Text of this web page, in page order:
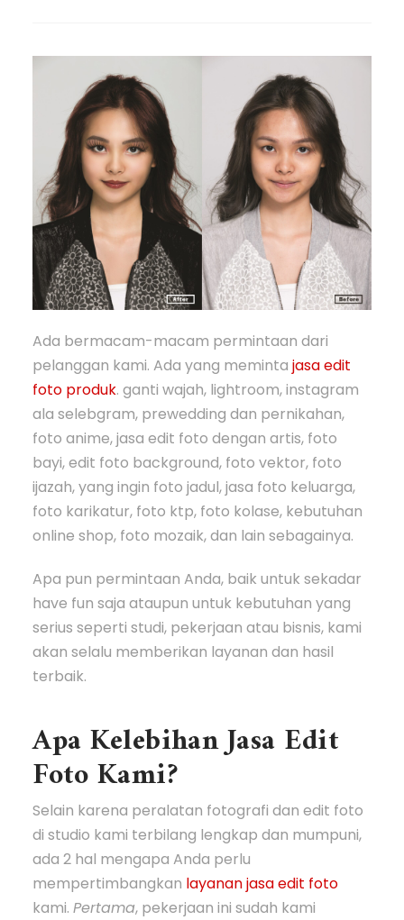
Ada bermacam-macam permintaan dari
pelanggan kami. Ada yang memintajasa edit
foto produk. ganti wajah, lightroom, instagram
ala selebgram, prewedding dan pernikahan,
foto anime, jasa edit foto dengan artis, foto
bayi, edit foto background, foto vektor, foto
ijazah, yang ingin foto jadul, jasa foto keluarga,
foto karikatur, foto ktp, foto kolase, kebutuhan
online shop, foto mozaik, dan lain sebagainya.
Apa pun permintaan Anda, baik untuk sekadar
have fun saja ataupun untuk kebutuhan yang
serius seperti studi, pekerjaan atau bisnis, kami
akan selalu memberikan layanan dan hasil
terbaik.
Apa Kelebihan Jasa Edit
Foto Kami?
Selain karena peralatan fotografi dan edit foto
di studio kami terbilang lengkap dan mumpuni,
ada 2 hal mengapa Anda perlu
mempertimbangkan layanan jasa edit foto
kami.Pertama, pekerjaan ini sudah kami